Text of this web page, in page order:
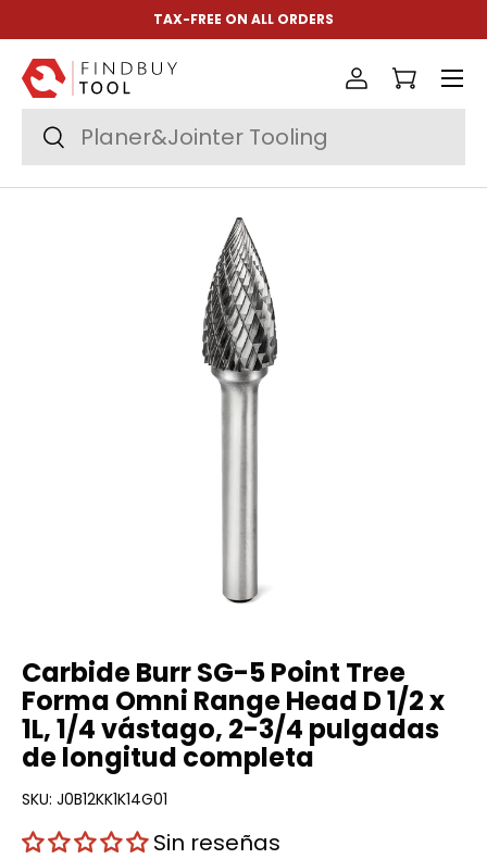
Ir al contenido
TAX-FREE ON ALL ORDERS
Buscar
Buscar
IniciarCarrito
Menú
Carbide Burr SG-5 Point Tree
Forma Omni Range Head D 1/2 x
1L, 1/4 vástago, 2-3/4 pulgadas
de longitud completa
SKU: J0B12KK1K14G01
Sin reseñas